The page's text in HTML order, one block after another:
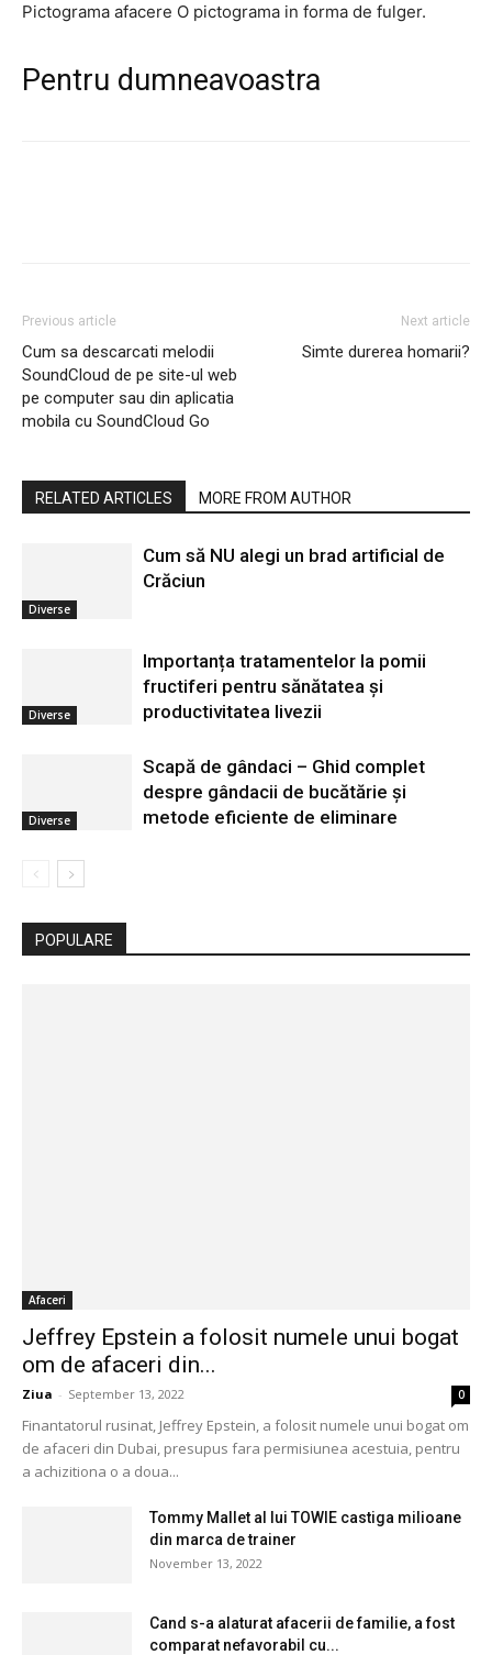
Pictograma afacere O pictograma in forma de fulger.
Pentru dumneavoastra
Previous article
Cum sa descarcati melodii
SoundCloud de pe site-ul web
pe computer sau din aplicatia
mobila cu SoundCloud Go
Next article
Simte durerea homarii?
RELATED ARTICLES MORE FROM AUTHOR
Diverse
Cum să NU alegi un brad artificial de
Crăciun
Diverse
Importanța tratamentelor la pomii
fructiferi pentru sănătatea și
productivitatea livezii
Diverse
Scapă de gândaci – Ghid complet
despre gândacii de bucătărie și
metode eficiente de eliminare
POPULARE
Afaceri
Jeffrey Epstein a folosit numele unui bogat
om de afaceri din...
Ziua - September 13, 2022 0
Finantatorul rusinat, Jeffrey Epstein, a folosit numele unui bogat om
de afaceri din Dubai, presupus fara permisiunea acestuia, pentru
a achizitiona o a doua...
Tommy Mallet al lui TOWIE castiga milioane
din marca de trainer
November 13, 2022
Cand s-a alaturat afacerii de familie, a fost
comparat nefavorabil cu...